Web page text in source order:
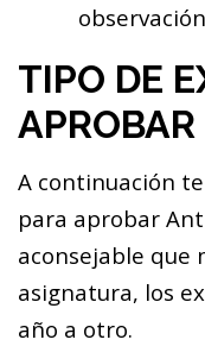
observación
TIPO DE
A continuación
para aprobar
aconsejable que
asignatura, los
año a otro.